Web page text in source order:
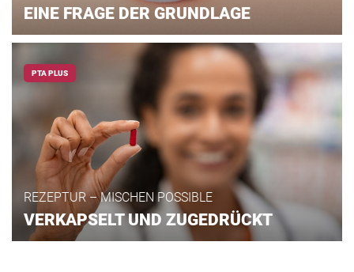
EINE FRAGE DER GRUNDLAGE
PTA PLUS
REZEPTUR – MISCHEN POSSIBLE
VERKAPSELT UND ZUGEDRÜCKT